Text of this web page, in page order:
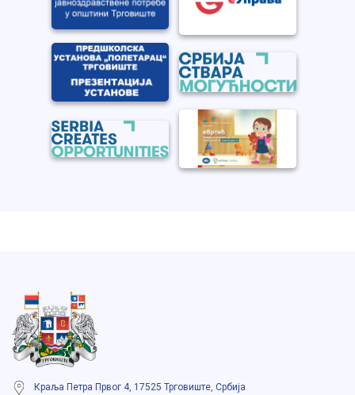
Краља Петра Првог 4, 17525 Трговиште, Србија